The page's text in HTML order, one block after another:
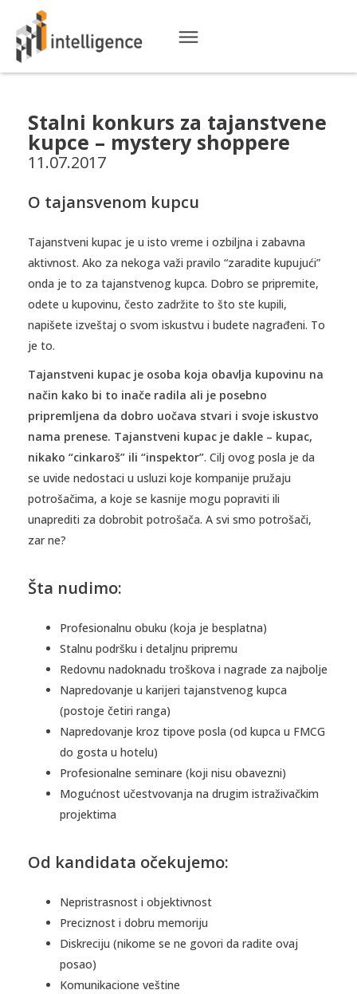
Stalni konkurs za tajanstvene
kupce – mystery shoppere
11.07.2017
O tajansvenom kupcu
Tajanstveni kupac je u isto vreme i ozbiljna i zabavna
aktivnost. Ako za nekoga važi pravilo “zaradite kupujući”
onda je to za tajanstvenog kupca. Dobro se pripremite,
odete u kupovinu, često zadržite to što ste kupili,
napišete izveštaj o svom iskustvu i budete nagrađeni. To
je to.
Tajanstveni kupac je osoba koja obavlja kupovinu na
način kako bi to inače radila ali je posebno
pripremljena da dobro uočava stvari i svoje iskustvo
nama prenese. Tajanstveni kupac je dakle – kupac,
nikako “cinkaroš” ili “inspektor”. Cilj ovog posla je da
se uvide nedostaci u usluzi koje kompanije pružaju
potrošačima, a koje se kasnije mogu popraviti ili
unaprediti za dobrobit potrošača. A svi smo potrošači,
zar ne?
Šta nudimo:
Profesionalnu obuku (koja je besplatna)
Stalnu podršku i detaljnu pripremu
Redovnu nadoknadu troškova i nagrade za najbolje
Napredovanje u karijeri tajanstvenog kupca
(postoje četiri ranga)
Napredovanje kroz tipove posla (od kupca u FMCG
do gosta u hotelu)
Profesionalne seminare (koji nisu obavezni)
Mogućnost učestvovanja na drugim istraživačkim
projektima
Od kandidata očekujemo:
Nepristrasnost i objektivnost
Preciznost i dobru memoriju
Diskreciju (nikome se ne govori da radite ovaj
posao)
Komunikacione veštine